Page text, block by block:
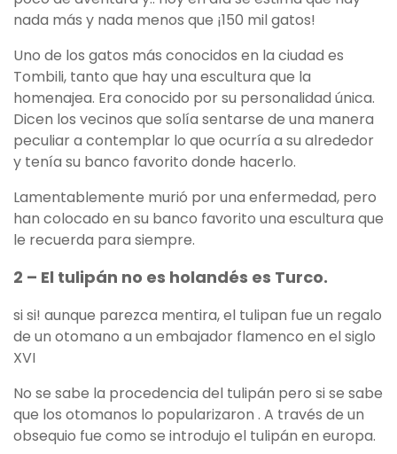
nada más y nada menos que ¡150 mil gatos!
Uno de los gatos más conocidos en la ciudad es
Tombili, tanto que hay una escultura que la
homenajea. Era conocido por su personalidad única.
Dicen los vecinos que solía sentarse de una manera
peculiar a contemplar lo que ocurría a su alrededor
y tenía su banco favorito donde hacerlo.
Lamentablemente murió por una enfermedad, pero
han colocado en su banco favorito una escultura que
le recuerda para siempre.
2 – El tulipán no es holandés es Turco.
si si! aunque parezca mentira, el tulipan fue un regalo
de un otomano a un embajador flamenco en el siglo
XVI
No se sabe la procedencia del tulipán pero si se sabe
que los otomanos lo popularizaron . A través de un
obsequio fue como se introdujo el tulipán en europa.